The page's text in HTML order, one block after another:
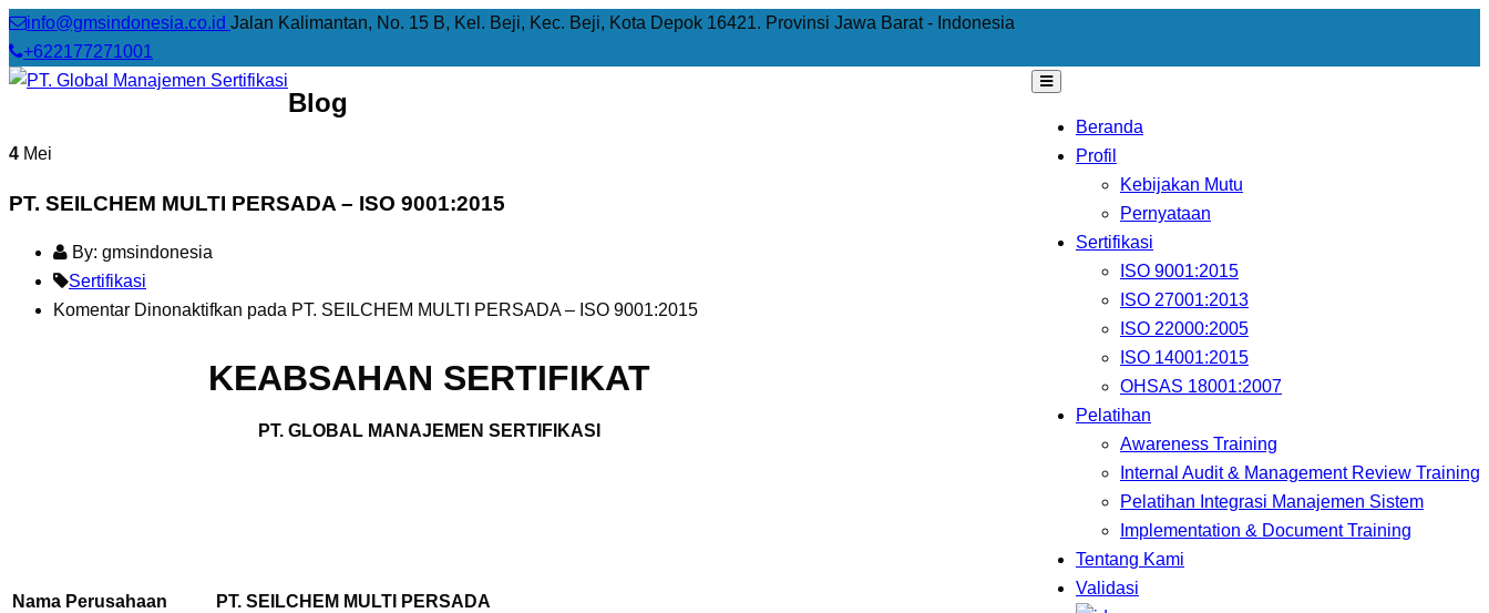
info@gmsindonesia.co.id Jalan Kalimantan, No. 15 B, Kel. Beji, Kec. Beji, Kota Depok 16421. Provinsi Jawa Barat - Indonesia
+622177271001
Beranda
Profil
Kebijakan Mutu
Pernyataan
Sertifikasi
ISO 9001:2015
ISO 27001:2013
ISO 22000:2005
ISO 14001:2015
OHSAS 18001:2007
Pelatihan
Awareness Training
Internal Audit & Management Review Training
Pelatihan Integrasi Manajemen Sistem
Implementation & Document Training
Tentang Kami
Validasi
Blog
4 Mei
PT. SEILCHEM MULTI PERSADA – ISO 9001:2015
By: gmsindonesia
Sertifikasi
Komentar Dinonaktifkan pada PT. SEILCHEM MULTI PERSADA – ISO 9001:2015
KEABSAHAN SERTIFIKAT
PT. GLOBAL MANAJEMEN SERTIFIKASI
Nama Perusahaan PT. SEILCHEM MULTI PERSADA